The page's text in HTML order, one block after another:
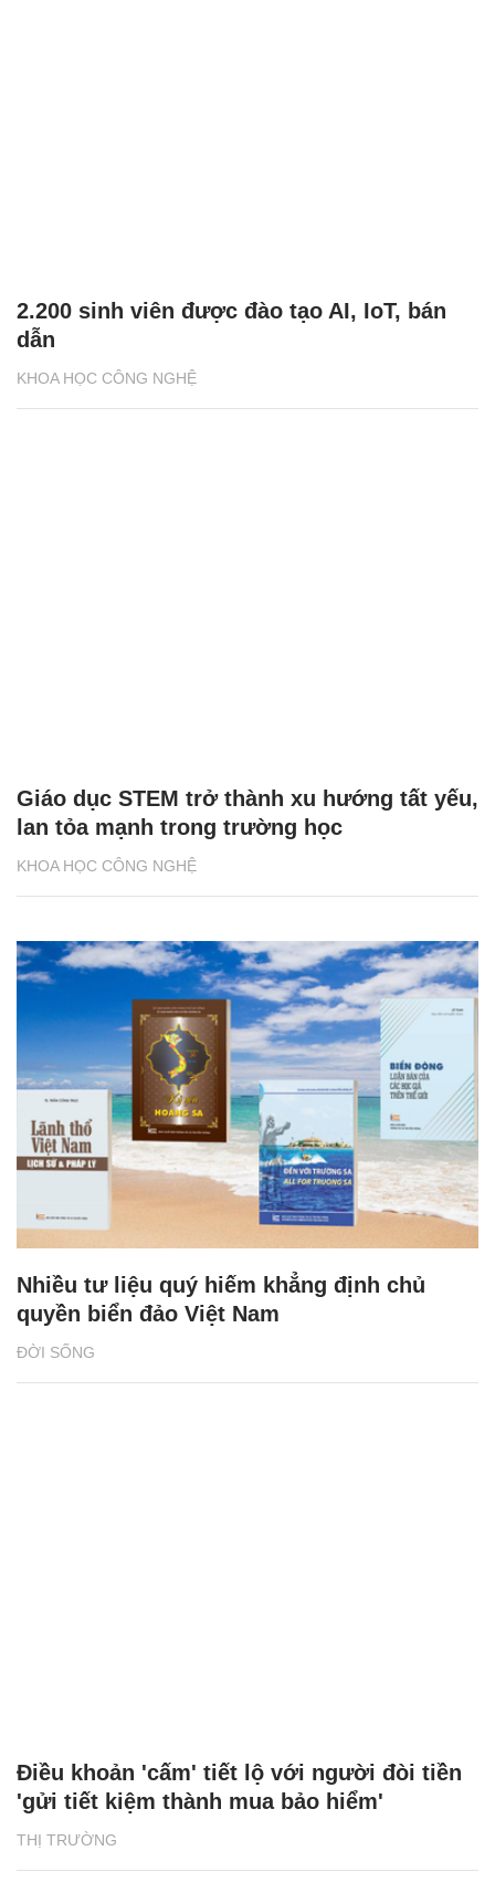
KHOA HỌC CÔNG NGHỆ
2.200 sinh viên được đào tạo AI, IoT, bán
dẫn
KHOA HỌC CÔNG NGHỆ
Giáo dục STEM trở thành xu hướng tất yếu,
lan tỏa mạnh trong trường học
ĐỜI SỐNG
Nhiều tư liệu quý hiếm khẳng định chủ
quyền biển đảo Việt Nam
THỊ TRƯỜNG
Điều khoản 'cấm' tiết lộ với người đòi tiền
'gửi tiết kiệm thành mua bảo hiểm'